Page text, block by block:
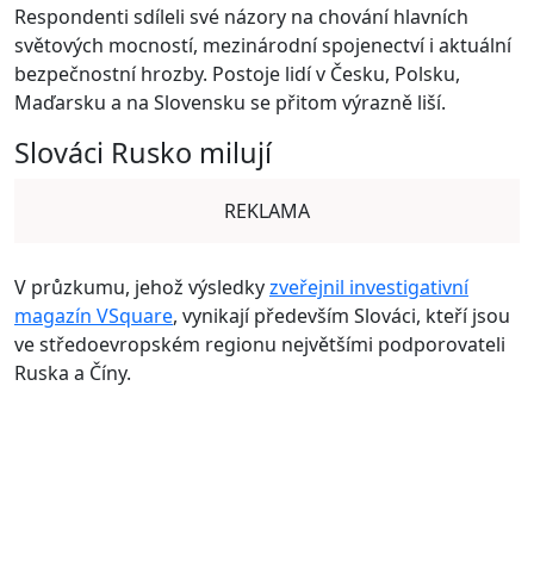
Respondenti sdíleli své názory na chování hlavních
světových mocností, mezinárodní spojenectví i aktuální
bezpečnostní hrozby. Postoje lidí v Česku, Polsku,
Maďarsku a na Slovensku se přitom výrazně liší.
Slováci Rusko milují
REKLAMA
V průzkumu, jehož výsledkyzveřejnil investigativní
magazín VSquare, vynikají především Slováci, kteří jsou
ve středoevropském regionu největšími podporovateli
Ruska a Číny.